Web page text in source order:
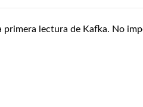
lectura de Kafka. No